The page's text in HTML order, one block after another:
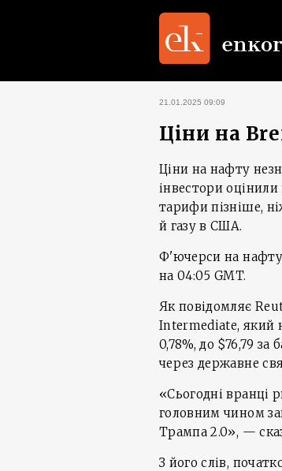
21.01.2025 09:09
Ціни на
Ціни на нафту
інвестори
тарифи пізніше,
й газу в США.
Ф'ючерси на нафту
на 04:05 GMT.
Як повідомляє
Intermediate, який
0,78%, до $76,79
через державне
«Сьогодні вранці
головним чином
Трампа 2.0», —
З його слів,